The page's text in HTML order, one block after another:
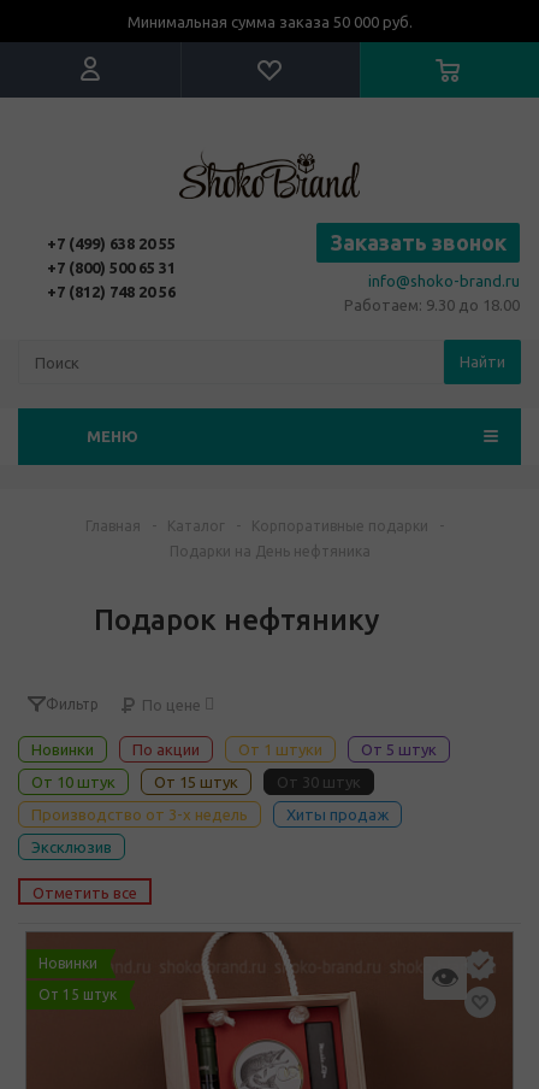
Минимальная сумма заказа 50 000 руб.
+7 (499) 638 20 55
+7 (800) 500 65 31
+7 (812) 748 20 56
Заказать звонок
info@shoko-brand.ru
Работаем: 9.30 до 18.00
Найти
МЕНЮ
Главная - Каталог - Корпоративные подарки
-
Подарки на День нефтяника
Подарок нефтянику
Фильтр По цене
Новинки По акции От 1 штуки
От 5 штук
От 10 штук
От 15 штук
От 30 штук
Производство от 3-х недель
Хиты продаж
Эксклюзив
Отметить все
Новинки
От 15 штук
👁